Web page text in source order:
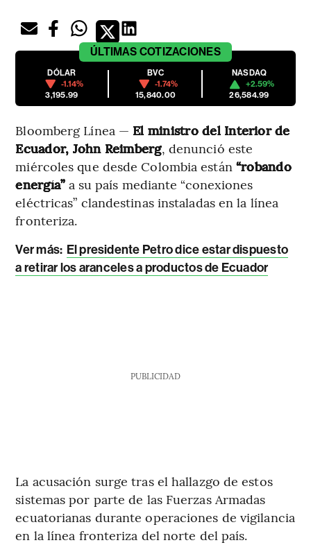
ÚLTIMAS COTIZACIONES
DÓLAR
-1.14%
3,195.99
BVC
-1.74%
15,840.00
NASDAQ
+2.59%
26,584.99
Bloomberg Línea — El ministro del Interior de
Ecuador, John Reimberg, denunció este
miércoles que desde Colombia están “robando
energía” a su país mediante “conexiones
eléctricas” clandestinas instaladas en la línea
fronteriza.
Ver más: El presidente Petro dice estar dispuesto
a retirar los aranceles a productos de Ecuador
PUBLICIDAD
La acusación surge tras el hallazgo de estos
sistemas por parte de las Fuerzas Armadas
ecuatorianas durante operaciones de vigilancia
en la línea fronteriza del norte del país.